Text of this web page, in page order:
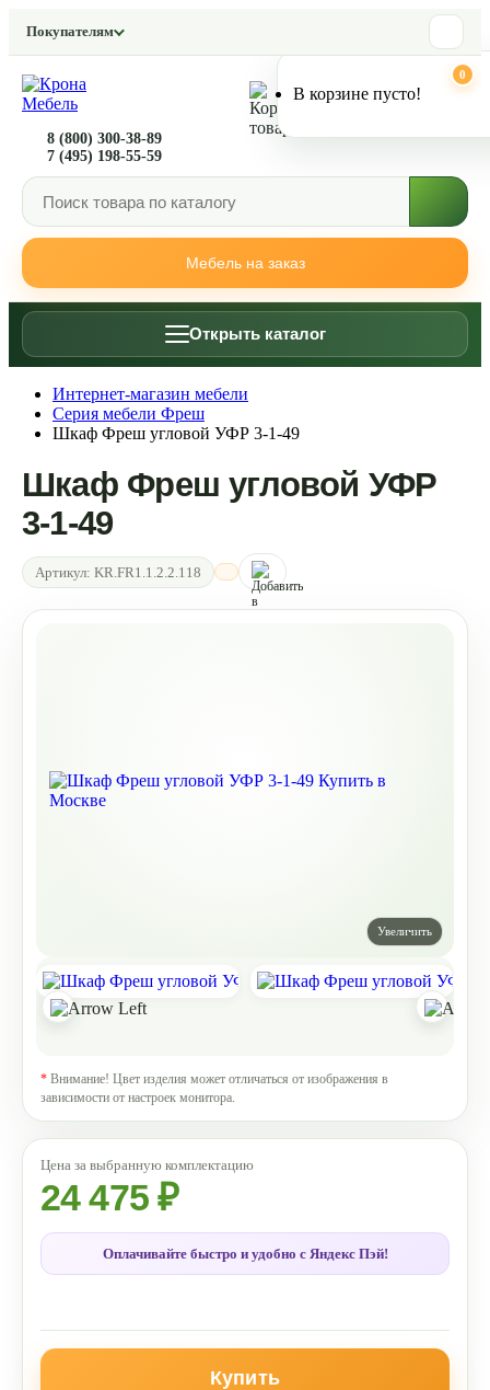
Покупателям
Мебель на заказ
8 (800) 300-38-89
7 (495) 198-55-59
0
В корзине пусто!
Открыть каталог
Интернет-магазин мебели
Серия мебели Фреш
Шкаф Фреш угловой УФР 3-1-49
Шкаф Фреш угловой УФР
3-1-49
Артикул: KR.FR1.1.2.2.118
* Внимание! Цвет изделия может отличаться от изображения в
зависимости от настроек монитора.
24 475 ₽
Оплачивайте быстро и удобно с Яндекс Пэй!
Купить